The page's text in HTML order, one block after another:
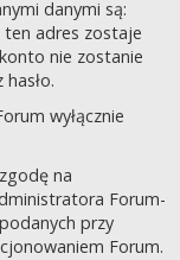
danymi są:
adres zostaje
nie zostanie
wyłącznie
na
Forum-
przy
Forum.